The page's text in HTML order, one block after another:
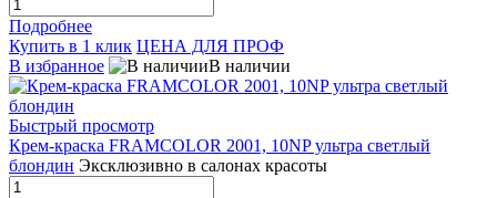
Подробнее
Купить в 1 клик ЦЕНА ДЛЯ ПРОФ
В избранное
В наличии
Быстрый просмотр
Крем-краска FRAMCOLOR 2001, 10NP ультра светлый
блондин Эксклюзивно в салонах красоты